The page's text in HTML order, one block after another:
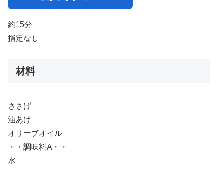
約15分
指定なし
材料
ささげ
油あげ
オリーブオイル
・・調味料A・・
水